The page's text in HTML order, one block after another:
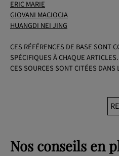
ERIC MARIE
GIOVANI MACIOCIA
HUANGDI NEI JING
CES RÉFÉRENCES DE BASE SONT
SPÉCIFIQUES À CHAQUE ARTICLES.
CES SOURCES SONT CITÉES DANS
Nos conseils en